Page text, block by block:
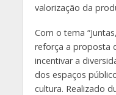
valorização da
Com o tema
reforça a proposta
incentivar a
dos espaços
cultura. Realizado